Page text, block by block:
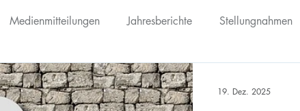
Medienmitteilungen Jahresberichte Stellungnahmen
19. Dez. 2025